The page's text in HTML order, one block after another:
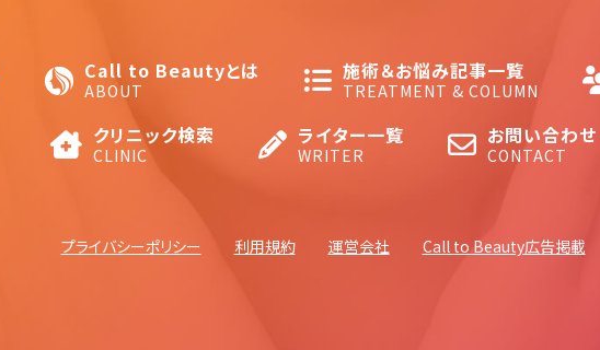
Call to Beautyとは
ABOUT
施術＆お悩み記事一覧
TREATMENT & COLUMN
クリニック検索
CLINIC
ライター一覧
WRITER
お問い合わせ
CONTACT
プライバシーポリシー 利用規約 運営会社 Call to Beauty広告掲載